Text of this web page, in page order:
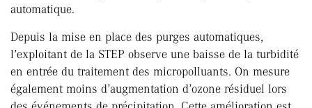
automatique.
Depuis la mise en place des purges automatiques,
l’exploitant de la STEP observe une baisse de la turbidité
en entrée du traitement des micropolluants. On mesure
également moins d’augmentation d’ozone résiduel lors